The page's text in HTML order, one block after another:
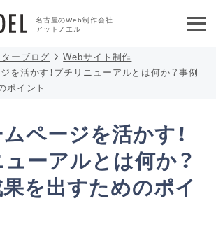
名古屋のWeb制作会社
アットノエル
ーブログ
Webサイト制作
を活かす！プチリニューアルとは何か？事例
ポイント
ページを活かす！
ーアルとは何か？
を出すためのポイ